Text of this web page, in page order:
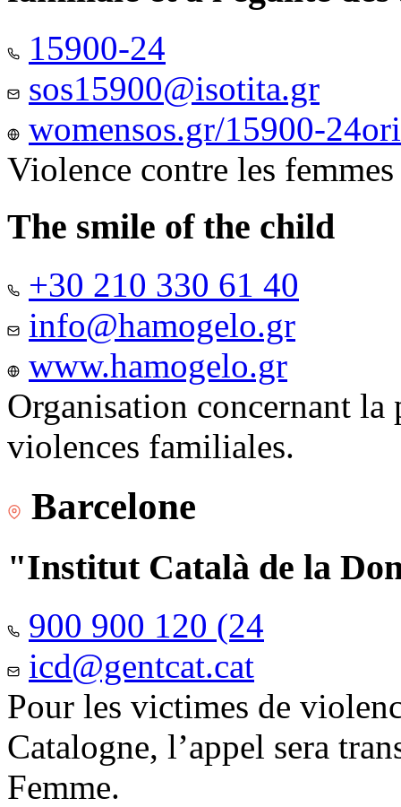
15900-24
sos15900@isotita.gr
womensos.gr/15900-
Violence contre les femmes
The smile of the child
+30 210 330 61 40
info@hamogelo.gr
www.hamogelo.gr
Organisation concernant
violences familiales.
Barcelone
"Institut Català de la
900 900 120 (24
icd@gentcat.cat
Pour les victimes de
Catalogne, l’appel sera
Femme.